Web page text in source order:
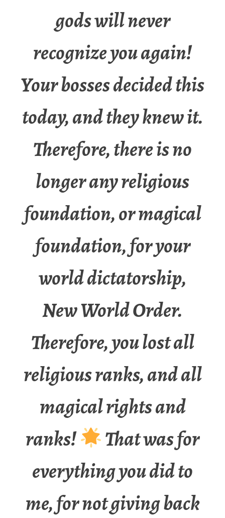
gods will never
recognize you again!
Your bosses decided this
today, and they knew it.
Therefore, there is no
longer any religious
foundation, or magical
foundation, for your
world dictatorship,
New World Order.
Therefore, you lost all
religious ranks, and all
magical rights and
ranks!
That was for
everything you did to
me, for not giving back